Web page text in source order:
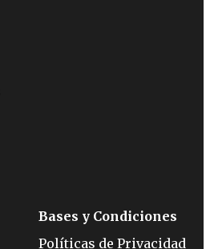
Bases y Condiciones
Políticas de Privacidad